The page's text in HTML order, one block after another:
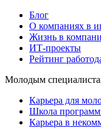
Блог
О компаниях в
Жизнь в
ИТ-проекты
Рейтинг
Молодым
Карьера для
Школа
Карьера в